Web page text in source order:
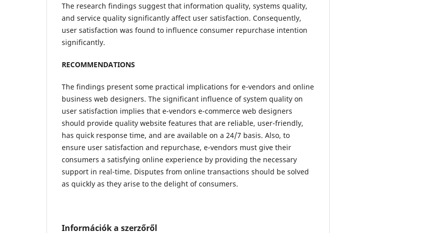
The research findings suggest that information quality, systems quality,
and service quality significantly affect user satisfaction. Consequently,
user satisfaction was found to influence consumer repurchase intention
significantly.
RECOMMENDATIONS
The findings present some practical implications for e-vendors and online
business web designers. The significant influence of system quality on
user satisfaction implies that e-vendors e-commerce web designers
should provide quality website features that are reliable, user-friendly,
has quick response time, and are available on a 24/7 basis. Also, to
ensure user satisfaction and repurchase, e-vendors must give their
consumers a satisfying online experience by providing the necessary
support in real-time. Disputes from online transactions should be solved
as quickly as they arise to the delight of consumers.
Információk a szerzőről